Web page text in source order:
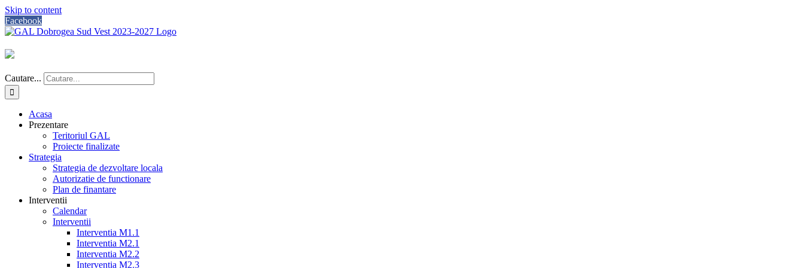
Skip to content
Facebook
Cautare...
Acasa
Prezentare
Teritoriul GAL
Proiecte finalizate
Strategia
Strategia de dezvoltare locala
Autorizatie de functionare
Plan de finantare
Interventii
Calendar
Interventii
Interventia M1.1
Interventia M2.1
Interventia M2.2
Interventia M2.3